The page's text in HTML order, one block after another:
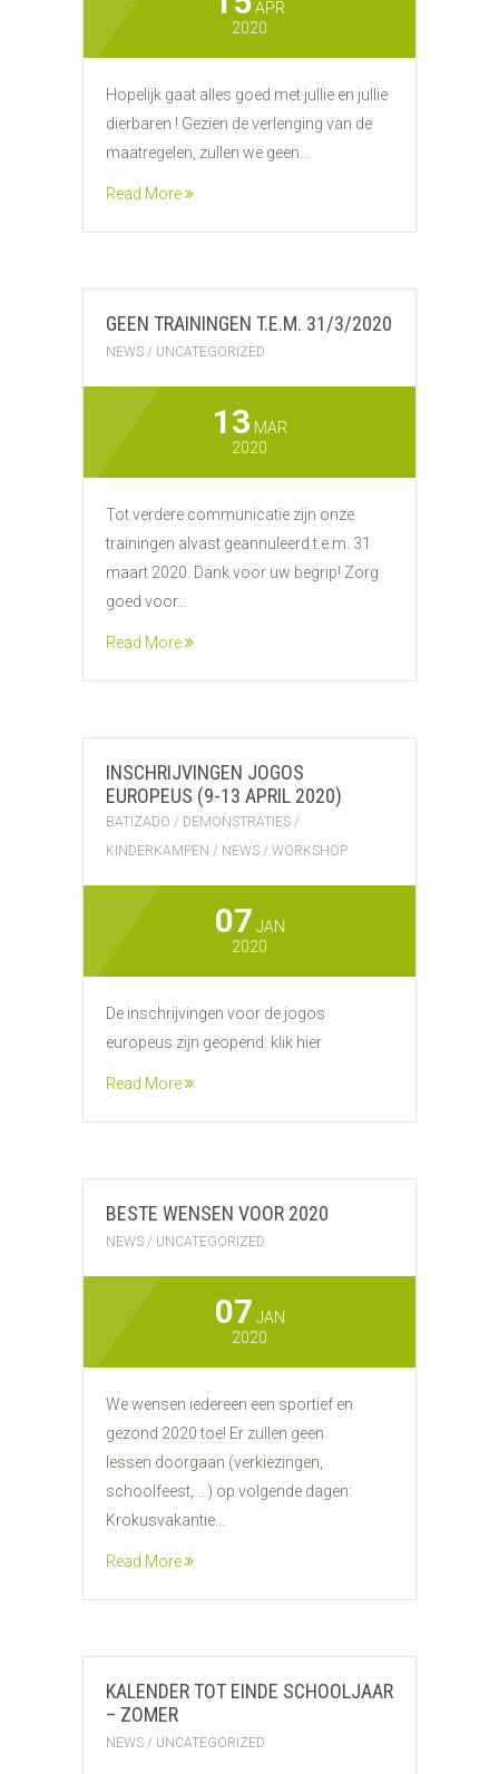
APR
2020
Hopelijk gaat alles goed met jullie en jullie
dierbaren ! Gezien de verlenging van de
maatregelen, zullen we geen...
Read More
GEEN TRAININGEN T.E.M. 31/3/2020
NEWS / UNCATEGORIZED
13 MAR
2020
Tot verdere communicatie zijn onze
trainingen alvast geannuleerd t.e.m. 31
maart 2020. Dank voor uw begrip! Zorg
goed voor...
Read More
INSCHRIJVINGEN JOGOS
EUROPEUS (9-13 APRIL 2020)
BATIZADO / DEMONSTRATIES /
KINDERKAMPEN / NEWS / WORKSHOP
07 JAN
2020
De inschrijvingen voor de jogos
europeus zijn geopend: klik hier
Read More
BESTE WENSEN VOOR 2020
NEWS / UNCATEGORIZED
07 JAN
2020
We wensen iedereen een sportief en
gezond 2020 toe! Er zullen geen
lessen doorgaan (verkiezingen,
schoolfeest, …) op volgende dagen:
Krokusvakantie...
Read More
KALENDER TOT EINDE SCHOOLJAAR
– ZOMER
NEWS / UNCATEGORIZED